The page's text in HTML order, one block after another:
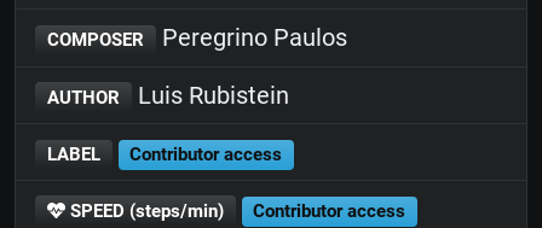
COMPOSER Peregrino Paulos
AUTHOR Luis Rubistein
LABEL Contributor access
SPEED (steps/min) Contributor access